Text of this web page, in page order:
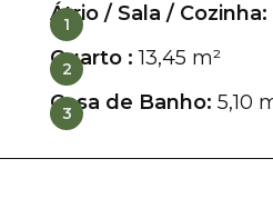
1
Átrio / Sala / Cozinha:
2
Quarto :13,45 m²
3
Casa de Banho: 5,10